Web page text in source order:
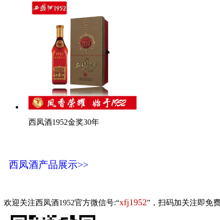
西凤酒1952金奖30年
西凤酒产品展示>>
欢迎关注西凤酒1952官方微信号:“xfj1952”，扫码加关注即免